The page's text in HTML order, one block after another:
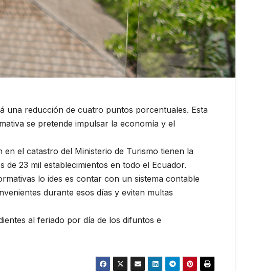
una reducción de cuatro puntos porcentuales. Esta
se pretende impulsar la economía y el
el catastro del Ministerio de Turismo tienen la
23 mil establecimientos en todo el Ecuador.
lo ides es contar con un sistema contable
durante esos días y eviten multas
al feriado por día de los difuntos e